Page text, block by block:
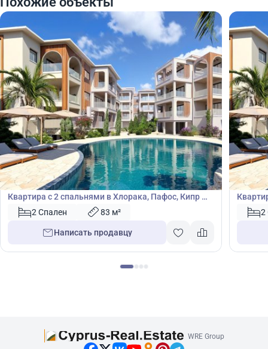
€434 250
Квартира
Квартира с 2 спальнями в Хлорака, Пафос, Кипр №
466482 Спален 83 м²
Написать продавцу
€436
466532
WRE Group